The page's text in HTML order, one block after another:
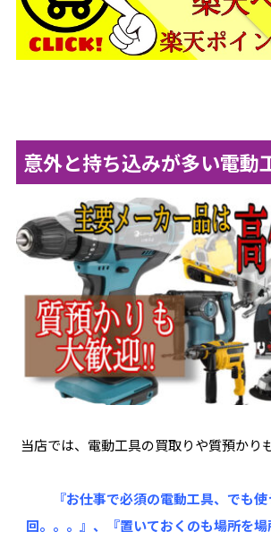
意外と持ち込みが多い電動
当店では、電動工具の買取りや質預かり
『お仕事で必須の電動工具、でも
回。。。』、『置いておくのも場所を場